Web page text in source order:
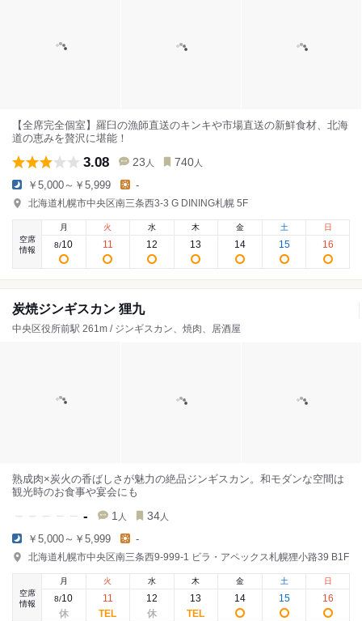
【全席完全個室】羅臼の漁師直送のキンキや市場直送の新鮮食材、北海
道の恵みを贅沢に堪能！
3.08 23 人 740 人
￥5,000～￥5,999 -
北海道札幌市中央区南三条西3-3 G DINING札幌 5F
空席
情報
月
8/10
火
11
水
12
木
13
金
14
土
15
日
16
炭焼ジンギスカン 狸九
中央区役所前駅 261m / ジンギスカン、焼肉、居酒屋
熟成肉×炭火の香ばしさが魅力の絶品ジンギスカン。和モダンな空間は
観光時のお食事や宴会にも
- 1 人 34 人
￥5,000～￥5,999 -
北海道札幌市中央区南三条西9-999-1 ビラ・アペックス札幌狸小路39 B1F
空席
情報
月
8/10
火
11
水
12
木
13
金
14
土
15
日
16